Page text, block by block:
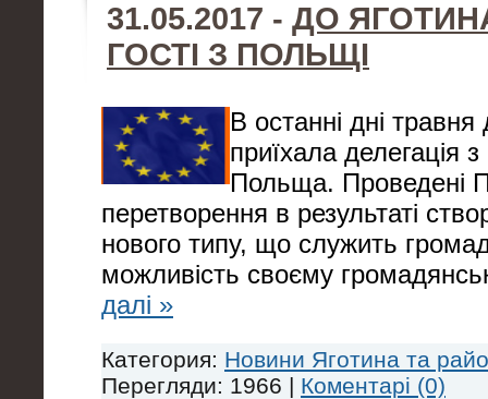
31.05.2017 - ДО
ГОСТІ З ПОЛЬЩІ
В останні дні
приїхала делегація
Польща. Проведені
перетворення в результаті
нового типу, що служить
можливість своєму
далі »
Категория: Новини Яготина та
Перегляди: 1966 | Коментарі (0)